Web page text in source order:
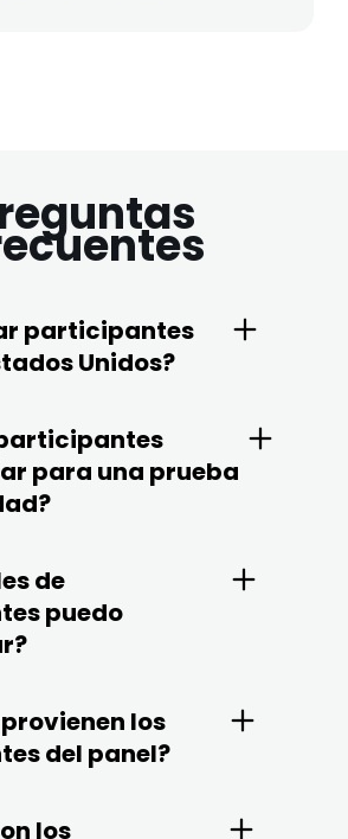
participantes
Unidos?
para una prueba
de
puedo
los
del panel?
los